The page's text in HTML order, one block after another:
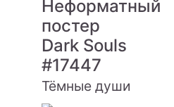
Неформатный
постер
Dark Souls
#17447
Тёмные души